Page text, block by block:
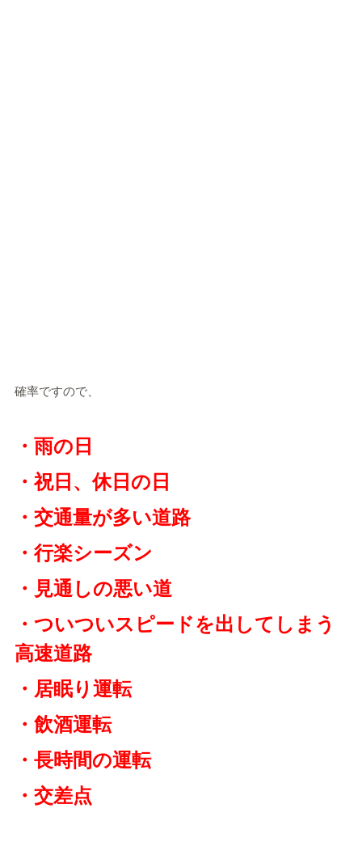
確率ですので、
・雨の日
・祝日、休日の日
・交通量が多い道路
・行楽シーズン
・見通しの悪い道
・ついついスピードを出してしまう
高速道路
・居眠り運転
・飲酒運転
・長時間の運転
・交差点